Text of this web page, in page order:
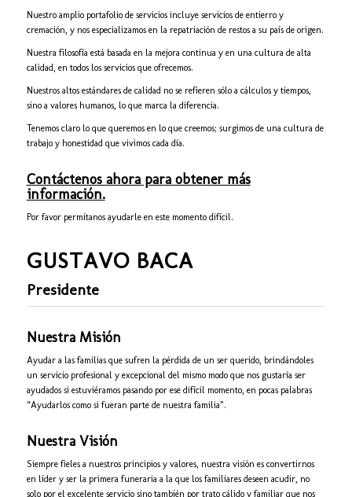
Nuestro amplio portafolio de servicios incluye servicios de entierro y
cremación, y nos especializamos en la repatriación de restos a su país de origen.
Nuestra filosofía está basada en la mejora continua y en una cultura de alta
calidad, en todos los servicios que ofrecemos.
Nuestros altos estándares de calidad no se refieren sólo a cálculos y tiempos,
sino a valores humanos, lo que marca la diferencia.
Tenemos claro lo que queremos en lo que creemos; surgimos de una cultura de
trabajo y honestidad que vivimos cada día.
Contáctenos ahora para obtener más
información.
Por favor permítanos ayudarle en este momento difícil.
GUSTAVO BACA
Presidente
Nuestra Misión
Ayudar a las familias que sufren la pérdida de un ser querido, brindándoles
un servicio profesional y excepcional del mismo modo que nos gustaría ser
ayudados si estuviéramos pasando por ese difícil momento, en pocas palabras
“Ayudarlos como si fueran parte de nuestra familia”.
Nuestra Visión
Siempre fieles a nuestros principios y valores, nuestra visión es convertirnos
en líder y ser la primera funeraria a la que los familiares deseen acudir, no
solo por el excelente servicio sino también por trato cálido y familiar que nos